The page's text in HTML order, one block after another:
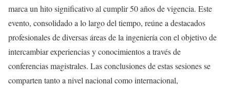
marca un hito significativo al cumplir 50 años de vigencia. Este
evento, consolidado a lo largo del tiempo, reúne a destacados
profesionales de diversas áreas de la ingeniería con el objetivo de
intercambiar experiencias y conocimientos a través de
conferencias magistrales. Las conclusiones de estas sesiones se
comparten tanto a nivel nacional como internacional,